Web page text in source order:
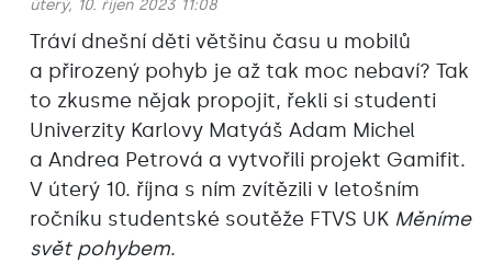
úterý, 10. říjen 2023 11:08
Tráví dnešní děti většinu času u mobilů
a přirozený pohyb je až tak moc nebaví? Tak
to zkusme nějak propojit, řekli si studenti
Univerzity Karlovy Matyáš Adam Michel
a Andrea Petrová a vytvořili projekt Gamifit.
V úterý 10. října s ním zvítězili v letošním
ročníku studentské soutěže FTVS UK Měníme
svět pohybem.